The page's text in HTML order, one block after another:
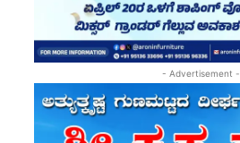
- Advertisement -